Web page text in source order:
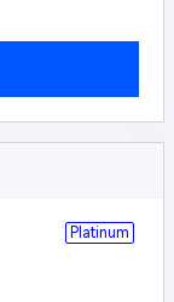
Platinum